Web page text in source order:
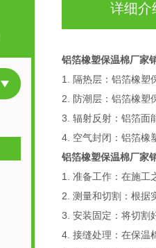
详细介
铝箔橡塑保温棉厂家
1. 隔热层：铝箔橡塑
2. 防潮层：铝箔橡塑
3. 辐射反射：铝箔面
4. 空气封闭：铝箔橡
铝箔橡塑保温棉厂家
1. 准备工作：在施工
2. 测量和切割：根据
3. 安装固定：将切割
4. 接缝处理：在保温